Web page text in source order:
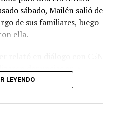
sábado, Mailén salió de
de sus familiares, luego
ella.
24 horas, no fueron
nos dimos cuenta
a buscar y se fueron
LEYENDO